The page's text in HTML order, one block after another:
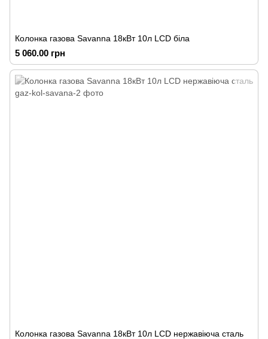
Колонка газова Savanna 18кВт 10л LCD біла
5 060.00 грн
Колонка газова Savanna 18кВт 10л LCD нержавіюча сталь